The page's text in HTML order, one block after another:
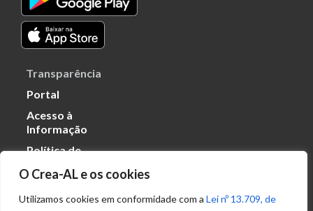
O Crea-AL e os cookies
Utilizamos cookies em conformidade com a Lei nº 13.709, de
Transparência
Portal
Acesso à
Informação
Política de
Dados